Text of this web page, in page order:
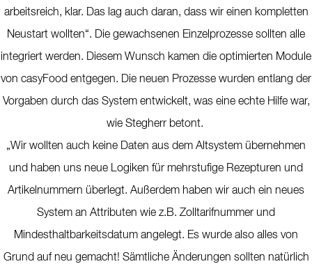
arbeitsreich, klar. Das lag auch daran, dass wir einen kompletten
Neustart wollten“. Die gewachsenen Einzelprozesse sollten alle
integriert werden. Diesem Wunsch kamen die optimierten Module
von casyFood entgegen. Die neuen Prozesse wurden entlang der
Vorgaben durch das System entwickelt, was eine echte Hilfe war,
wie Stegherr betont.
„Wir wollten auch keine Daten aus dem Altsystem übernehmen
und haben uns neue Logiken für mehrstufige Rezepturen und
Artikelnummern überlegt. Außerdem haben wir auch ein neues
System an Attributen wie z.B. Zolltarifnummer und
Mindesthaltbarkeitsdatum angelegt. Es wurde also alles von
Grund auf neu gemacht! Sämtliche Änderungen sollten natürlich